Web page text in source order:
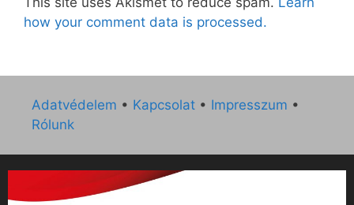
how your comment data is processed.
Adatvédelem • Kapcsolat • Impresszum •
Rólunk